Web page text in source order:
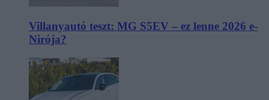
Villanyautó teszt: MG S5EV – ez lenne 2026 e-
Nirója?